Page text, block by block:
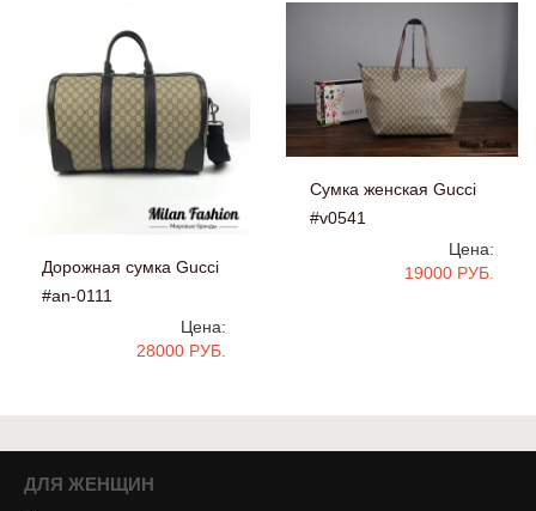
Дорожная сумка Gucci
#an-0111
Цена:
28000 РУБ.
Сумка женская Gucci
#v0541
Цена:
19000 РУБ.
ДЛЯ ЖЕНЩИН